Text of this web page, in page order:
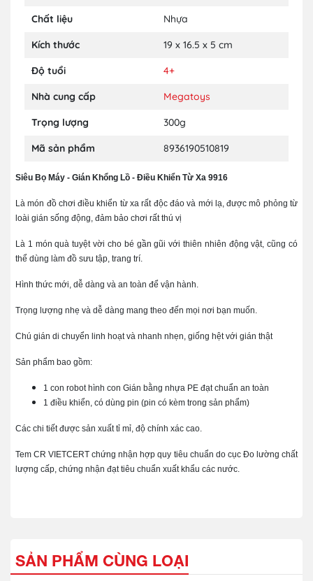
Chất liệu Nhựa
Kích thước 19 x 16.5 x 5 cm
Độ tuổi 4+
Nhà cung cấp Megatoys
Trọng lượng 300g
Mã sản phẩm 8936190510819
Siêu Bọ Máy - Gián Khổng Lồ - Điều Khiển Từ Xa 9916
Là món đồ chơi điều khiển từ xa rất độc đáo và mới lạ, được mô phỏng từ
loài gián sống động, đảm bảo chơi rất thú vị
Là 1 món quà tuyệt vời cho bé gần gũi với thiên nhiên động vật, cũng có
thể dùng làm đồ sưu tập, trang trí.
Hình thức mới, dễ dàng và an toàn để vận hành.
Trọng lượng nhẹ và dễ dàng mang theo đến mọi nơi bạn muốn.
Chú gián di chuyển linh hoạt và nhanh nhẹn, giống hệt với gián thật
Sản phẩm bao gồm:
1 con robot hình con Gián bằng nhựa PE đạt chuẩn an toàn
1 điều khiển, có dùng pin (pin có kèm trong sản phẩm)
Các chi tiết được sản xuất tỉ mỉ, độ chính xác cao.
Tem CR VIETCERT chứng nhận hợp quy tiêu chuẩn do cục Đo lường chất
lượng cấp, chứng nhận đạt tiêu chuẩn xuất khẩu các nước.
SẢN PHẨM CÙNG LOẠI